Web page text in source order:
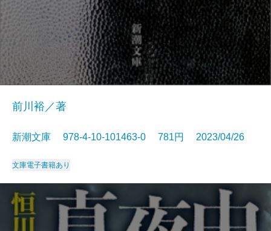
前川裕／著
新潮文庫 978-4-10-101463-0 781円 2023/04/26
文庫電子書籍あり